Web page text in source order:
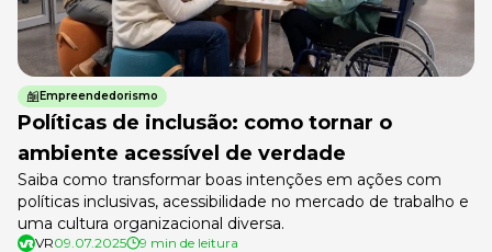
Empreendedorismo
Políticas de inclusão: como tornar o
ambiente acessível de verdade
Saiba como transformar boas intenções em ações com
políticas inclusivas, acessibilidade no mercado de trabalho e
uma cultura organizacional diversa.
VR09.07.2025 9 min de leitura